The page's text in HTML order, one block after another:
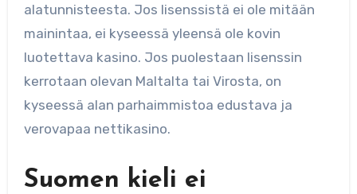
alatunnisteesta. Jos lisenssistä ei ole mitään
mainintaa, ei kyseessä yleensä ole kovin
luotettava kasino. Jos puolestaan lisenssin
kerrotaan olevan Maltalta tai Virosta, on
kyseessä alan parhaimmistoa edustava ja
verovapaa nettikasino.
Suomen kieli ei